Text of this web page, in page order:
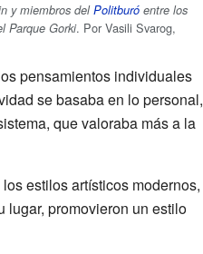
y miembros delPolitburó entre los
Parque Gorki. Por Vasili Svarog,
pensamientos individuales
se basaba en lo personal,
que valoraba más a la
estilos artísticos modernos,
lugar, promovieron un estilo